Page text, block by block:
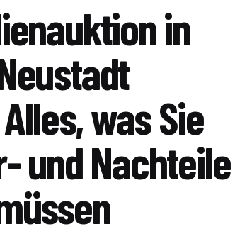
in
was Sie
und Nachteile